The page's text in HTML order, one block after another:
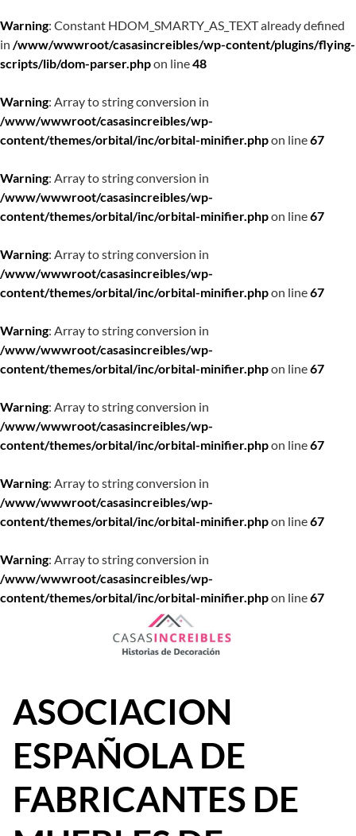
Warning: Constant HDOM_SMARTY_AS_TEXT already defined
in /www/wwwroot/casasincreibles/wp-content/plugins/flying-
scripts/lib/dom-parser.phpon line48
Warning: Array to string conversion in
/www/wwwroot/casasincreibles/wp-
content/themes/orbital/inc/orbital-minifier.phpon line67
Warning: Array to string conversion in
/www/wwwroot/casasincreibles/wp-
content/themes/orbital/inc/orbital-minifier.phpon line67
Warning: Array to string conversion in
/www/wwwroot/casasincreibles/wp-
content/themes/orbital/inc/orbital-minifier.phpon line67
Warning: Array to string conversion in
/www/wwwroot/casasincreibles/wp-
content/themes/orbital/inc/orbital-minifier.phpon line67
Warning: Array to string conversion in
/www/wwwroot/casasincreibles/wp-
content/themes/orbital/inc/orbital-minifier.phpon line67
Warning: Array to string conversion in
/www/wwwroot/casasincreibles/wp-
content/themes/orbital/inc/orbital-minifier.phpon line67
Warning: Array to string conversion in
/www/wwwroot/casasincreibles/wp-
content/themes/orbital/inc/orbital-minifier.phpon line67
ASOCIACION
ESPAÑOLA DE
FABRICANTES DE